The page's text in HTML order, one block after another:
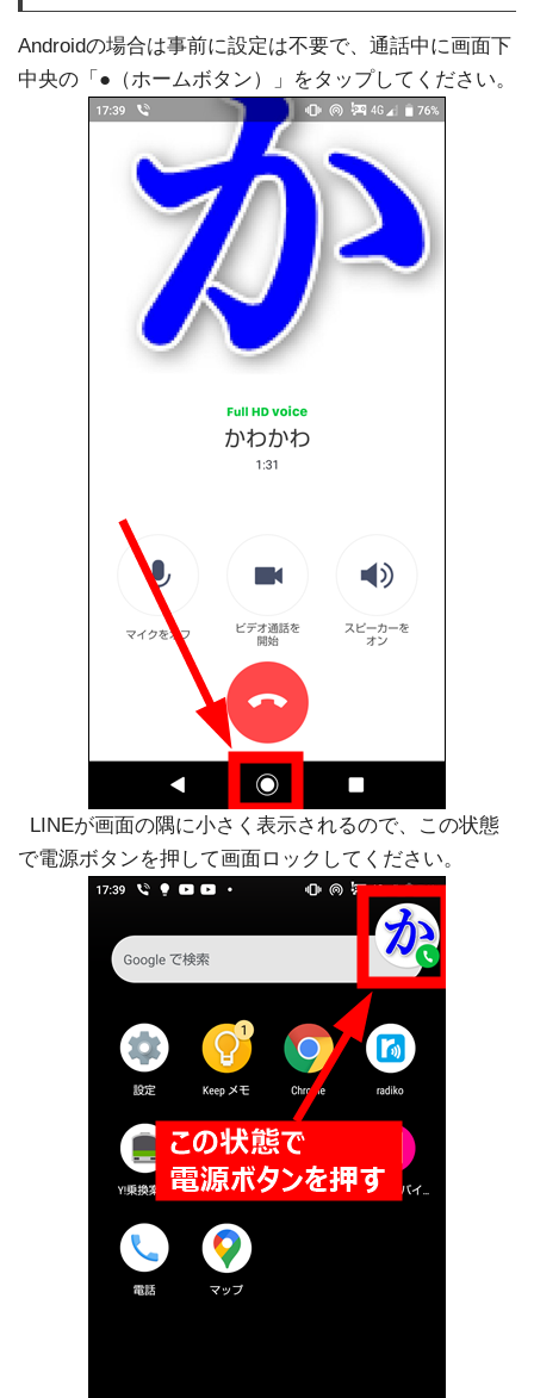
Androidの場合は事前に設定は不要で、通話中に画面下
中央の「●（ホームボタン）」をタップしてください。
LINEが画面の隅に小さく表示されるので、この状態
で電源ボタンを押して画面ロックしてください。